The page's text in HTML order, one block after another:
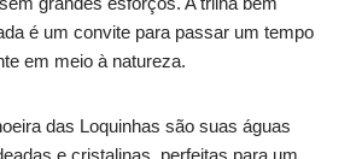
é um convite para passar um tempo
em meio à natureza.
das Loquinhas são suas águas